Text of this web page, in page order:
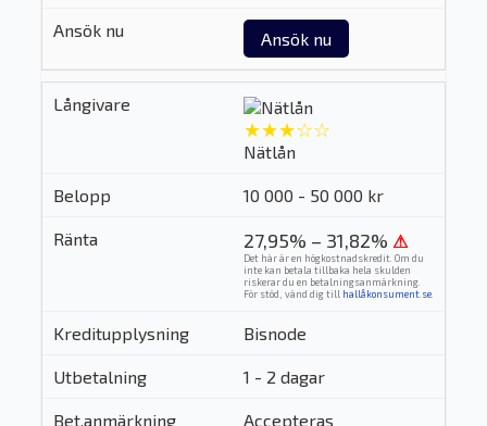
Ansök nu
★★★☆☆
Nätlån
10 000 - 50 000 kr
27,95% – 31,82% ⚠
Det här är en högkostnadskredit. Om du
inte kan betala tillbaka hela skulden
riskerar du en betalningsanmärkning.
För stöd, vänd dig till hallåkonsument.se.
Bisnode
1 - 2 dagar
Accepteras